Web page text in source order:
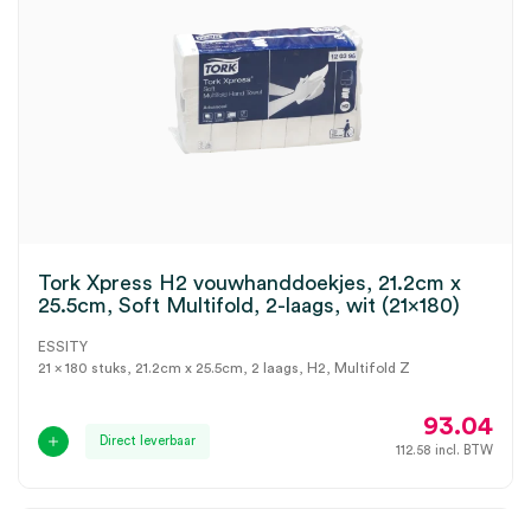
Tork Xpress H2 vouwhanddoekjes, 21.2cm x
25.5cm, Soft Multifold, 2-laags, wit (21×180)
ESSITY
21 x 180 stuks, 21.2cm x 25.5cm, 2 laags, H2, Multifold Z
Direct leverbaar
93.04
112.58 incl. BTW